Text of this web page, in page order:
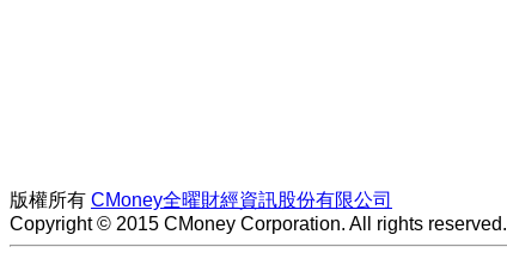
版權所有 CMoney全曜財經資訊股份有限公司
Copyright © 2015 CMoney Corporation. All rights reserved.